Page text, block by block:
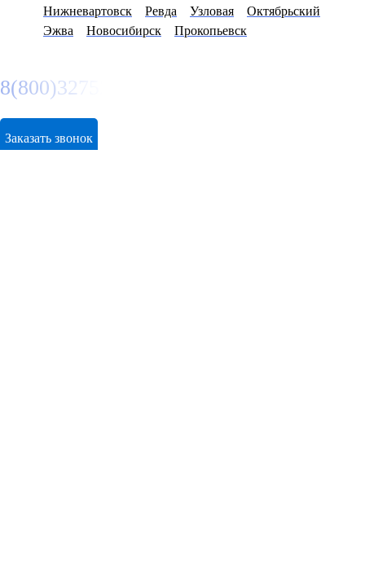
Нижневартовск
Ревда Узловая
Октябрьский
Эжва
Новосибирск Прокопьевск
8(800)3275280
Заказать звонок